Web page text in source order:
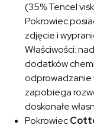
(35% Tencel
Pokrowiec
zdjęcie i
Właściwości:
dodatków
odprowadzanie
zapobiega
doskonałe
Pokrowiec